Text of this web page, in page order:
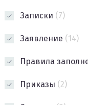
Записки (7)
Заявление (14)
Правила
Приказы (2)